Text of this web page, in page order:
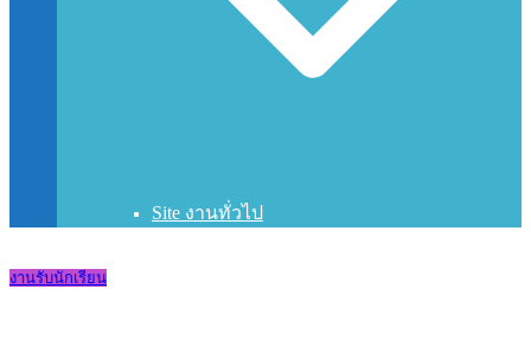
Site งานทั่วไป
งานรับนักเรียน